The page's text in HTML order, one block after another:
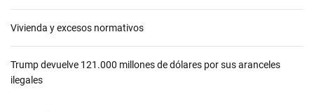
Vivienda y excesos normativos
Trump devuelve 121.000 millones de dólares por sus aranceles
ilegales